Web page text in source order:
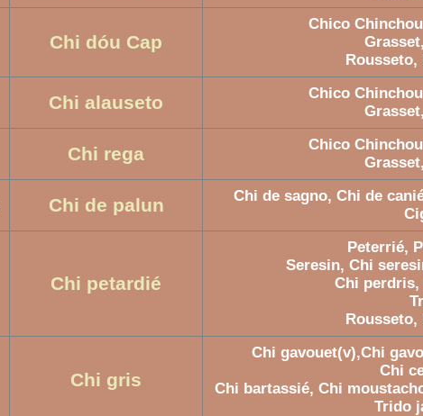
Chi dóu Cap
Chico
Rousseto,
Chi alauseto
Chico
Chi rega
Chico
Chi de palun
Chi de sagno, Chi de
Chi petardié
Peterrié,
Seresin, Chi
Chi
Rousseto,
Chi gris
Chi gavouet(v),Chi
Chi
Chi bartassié, Chi
Trido